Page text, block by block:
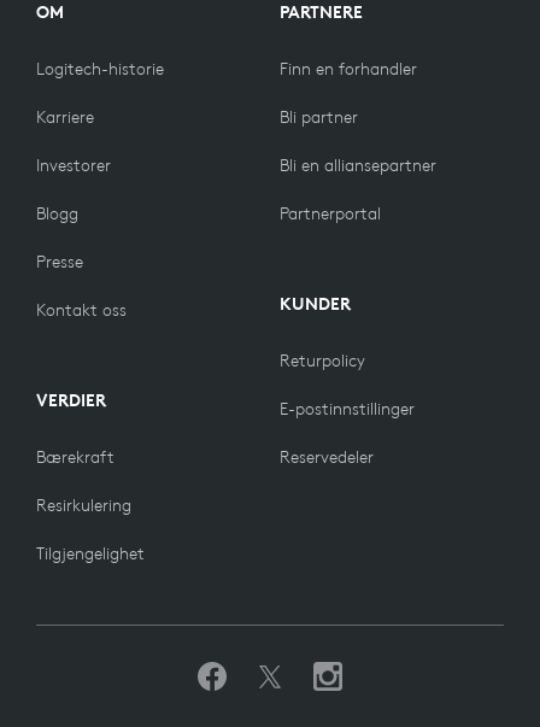
OM
Logitech-historie
Karriere
Investorer
Blogg
Presse
Kontakt oss
VERDIER
Bærekraft
Resirkulering
Tilgjengelighet
PARTNERE
Finn en forhandler
Bli partner
Bli en alliansepartner
Partnerportal
KUNDER
Returpolicy
E-postinnstillinger
Reservedeler